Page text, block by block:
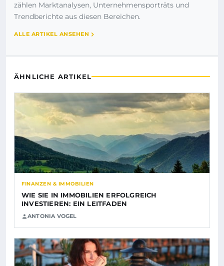
zählen Marktanalysen, Unternehmensporträts und
Trendberichte aus diesen Bereichen.
ALLE ARTIKEL ANSEHEN
ÄHNLICHE ARTIKEL
FINANZEN & IMMOBILIEN
WIE SIE IN IMMOBILIEN ERFOLGREICH
INVESTIEREN: EIN LEITFADEN
ANTONIA VOGEL